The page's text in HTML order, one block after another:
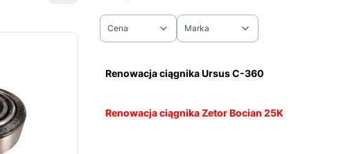
Cena Marka
Renowacja ciągnika Ursus C-360
Renowacja ciągnika Zetor Bocian 25K